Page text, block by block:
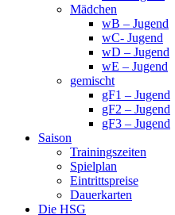
Mädchen
wB – Jugend
wC- Jugend
wD – Jugend
wE – Jugend
gemischt
gF1 – Jugend
gF2 – Jugend
gF3 – Jugend
Saison
Trainingszeiten
Spielplan
Eintrittspreise
Dauerkarten
Die HSG